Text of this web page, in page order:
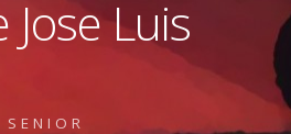
Jose Luis